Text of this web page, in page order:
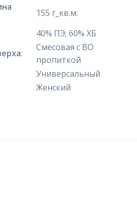
155 г_кв.м.
40% ПЭ; 60% ХБ
:
Смесовая с ВО
пропиткой
Универсальный
Женский